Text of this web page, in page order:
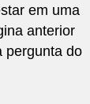
em uma
anterior
pergunta do